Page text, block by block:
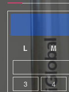
L M
3
4